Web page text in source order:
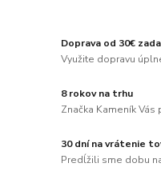
Doprava od 30€
Využite dopravu
8 rokov na trhu
Značka Kameník
30 dní na vrátenie
Predĺžili sme dobu